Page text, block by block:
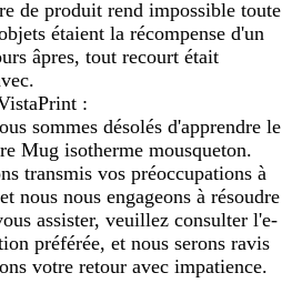
de produit rend impossible toute
étaient la récompense d'un
âpres, tout recourt était
:
sommes désolés d'apprendre le
Mug isotherme mousqueton.
transmis vos préoccupations à
nous nous engageons à résoudre
assister, veuillez consulter l'e-
préférée, et nous serons ravis
votre retour avec impatience.